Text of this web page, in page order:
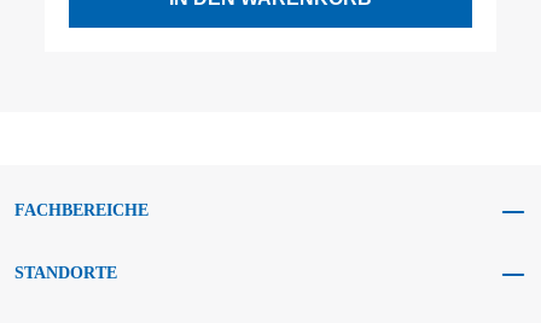
FACHBEREICHE
STANDORTE